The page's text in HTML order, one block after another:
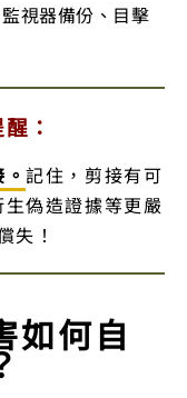
視器備份、目擊
：
。記住，剪接有可
偽造證據等更嚴
失！
如何自